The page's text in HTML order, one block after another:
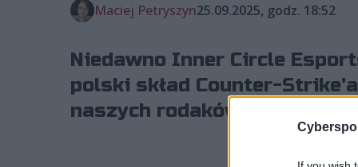
Maciej Petryszyn25.09.2025, godz. 18:52
Niedawno Inner Circle
polski skład Counter-
naszych rodaków rodem z